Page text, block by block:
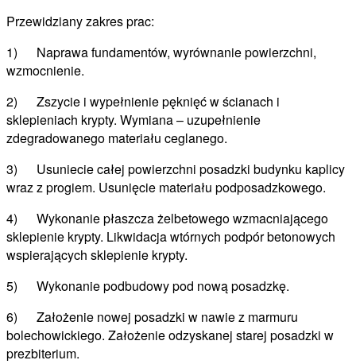
Przewidziany zakres prac:
1) Naprawa fundamentów, wyrównanie powierzchni,
wzmocnienie.
2) Zszycie i wypełnienie pęknięć w ścianach i
sklepieniach krypty. Wymiana – uzupełnienie
zdegradowanego materiału ceglanego.
3) Usuniecie całej powierzchni posadzki budynku kaplicy
wraz z progiem. Usunięcie materiału podposadzkowego.
4) Wykonanie płaszcza żelbetowego wzmacniającego
sklepienie krypty. Likwidacja wtórnych podpór betonowych
wspierających sklepienie krypty.
5) Wykonanie podbudowy pod nową posadzkę.
6) Założenie nowej posadzki w nawie z marmuru
bolechowickiego. Założenie odzyskanej starej posadzki w
prezbiterium.